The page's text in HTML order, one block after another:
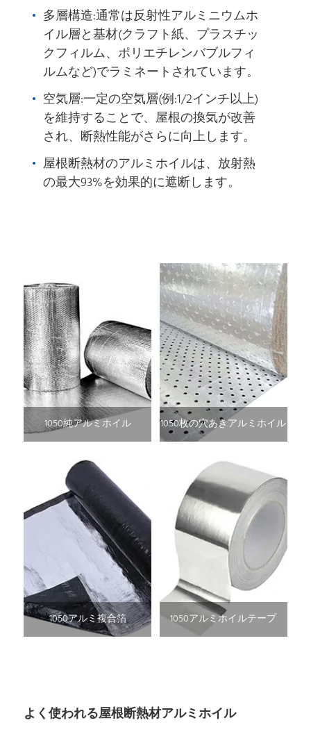
多層構造:通常は反射性アルミニウムホ
イル層と基材(クラフト紙、プラスチッ
クフィルム、ポリエチレンバブルフィ
ルムなど)でラミネートされています。
空気層:一定の空気層(例:1/2インチ以上)
を維持することで、屋根の換気が改善
され、断熱性能がさらに向上します。
屋根断熱材のアルミホイルは、放射熱
の最大93%を効果的に遮断します。
1050純アルミホイル 1050枚の穴あきアルミホイル
1050アルミ複合箔 1050アルミホイルテープ
よく使われる屋根断熱材アルミホイル